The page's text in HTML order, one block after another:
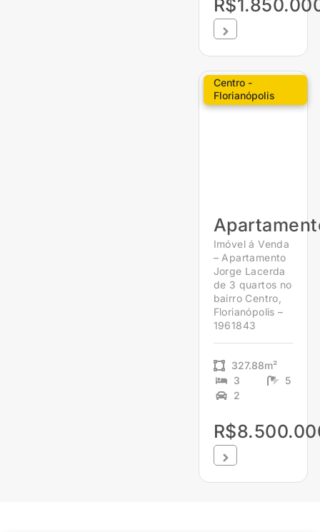
Centro -
Florianópolis
Imóvel á Venda
– Apartamento
Jorge Lacerda
de 3 quartos no
bairro Centro,
Florianópolis –
1961843
327.88m²
3
5
2